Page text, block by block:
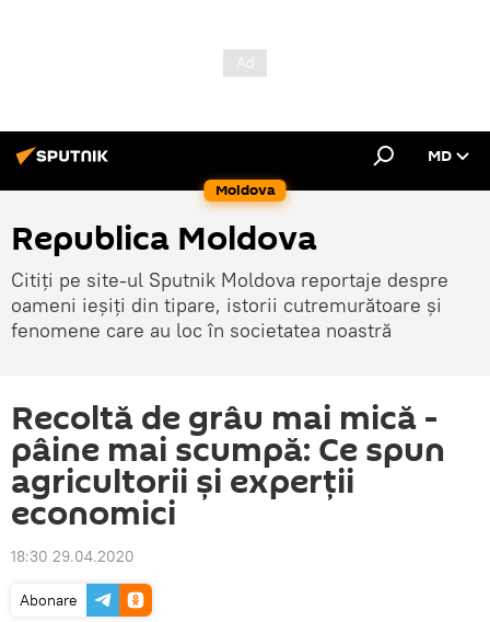
Moldova
MD
Republica Moldova
Citiți pe site-ul Sputnik Moldova reportaje despre
oameni ieșiți din tipare, istorii cutremurătoare și
fenomene care au loc în societatea noastră
Recoltă de grâu mai mică -
pâine mai scumpă: Ce spun
agricultorii și experții
economici
18:30 29.04.2020
Abonare